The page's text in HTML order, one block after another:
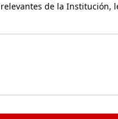
de la Institución,